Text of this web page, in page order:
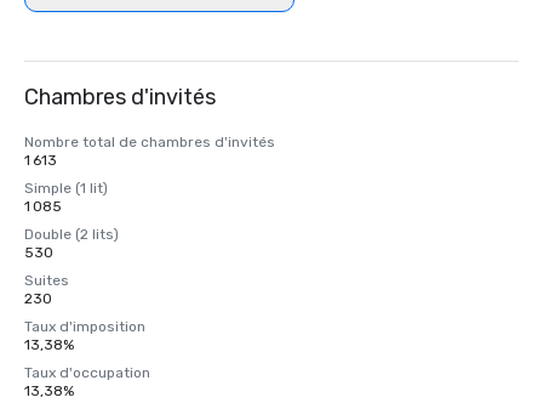
Chambres d'invités
Nombre total de chambres d'invités
1 613
Simple (1 lit)
1 085
Double (2 lits)
530
Suites
230
Taux d'imposition
13,38%
Taux d'occupation
13,38%